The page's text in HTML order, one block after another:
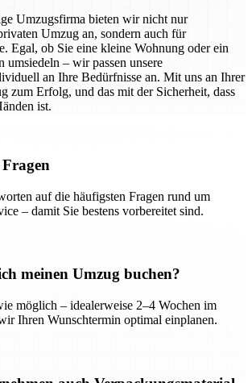
Umzugsfirma bieten wir nicht nur
Umzug an, sondern auch für
Egal, ob Sie eine kleine Wohnung oder ein
umsiedeln – wir passen unsere
an Ihre Bedürfnisse an. Mit uns an Ihrer
zum Erfolg, und das mit der Sicherheit, dass
ist.
auf die häufigsten Fragen rund um
– damit Sie bestens vorbereitet sind.
meinen Umzug buchen?
möglich – idealerweise 2–4 Wochen im
Ihren Wunschtermin optimal einplanen.